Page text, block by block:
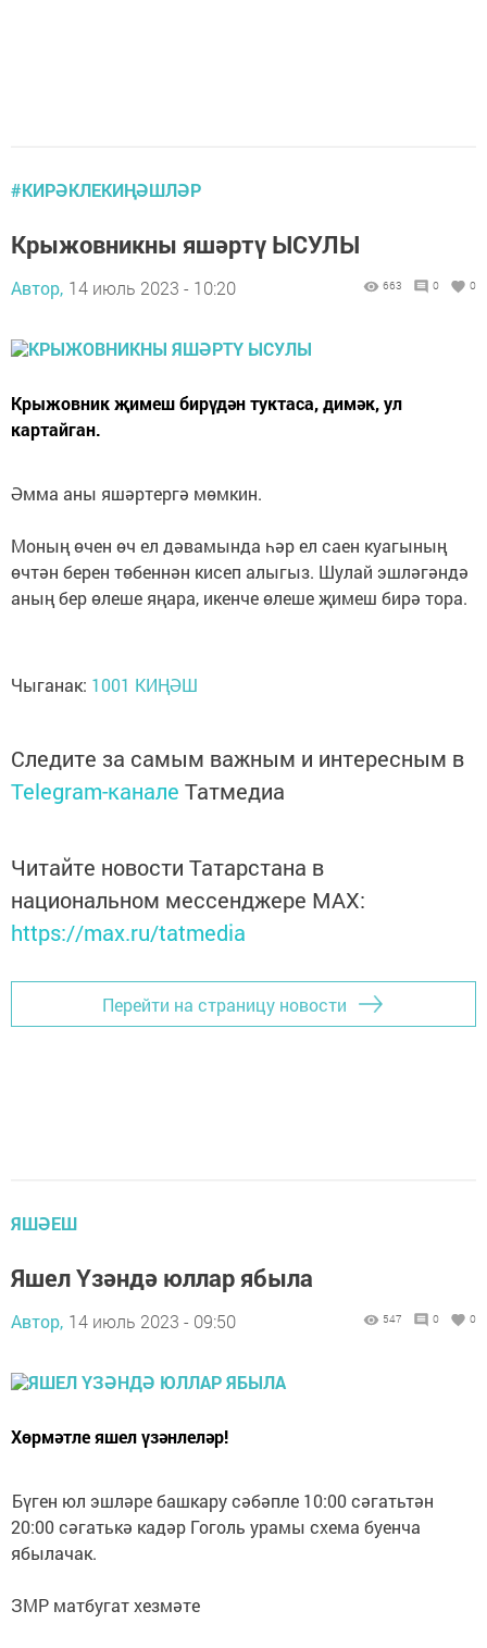
#КИРӘКЛЕКИҢӘШЛӘР
Крыжовникны яшәртү ЫСУЛЫ
Автор, 14 июль 2023 - 10:20 663 0 0
Крыжовник җимеш бирүдән туктаса, димәк, ул
картайган.
Әмма аны яшәртергә мөмкин.
Моның өчен өч ел дәвамында һәр ел саен куагының
өчтән берен төбеннән кисеп алыгыз. Шулай эшләгәндә
аның бер өлеше яңара, икенче өлеше җимеш бирә тора.
Чыганак: 1001 КИҢӘШ
Следите за самым важным и интересным в
Telegram-канале Татмедиа
Читайте новости Татарстана в
национальном мессенджере MАХ:
https://max.ru/tatmedia
Перейти на страницу новости
ЯШӘЕШ
Яшел Үзәндә юллар ябыла
Автор, 14 июль 2023 - 09:50 547 0 0
Хөрмәтле яшел үзәнлеләр!
️Бүген юл эшләре башкару сәбәпле 10:00 сәгатьтән
20:00 сәгатькә кадәр Гоголь урамы ️схема буенча
ябылачак.
ЗМР матбугат хезмәте